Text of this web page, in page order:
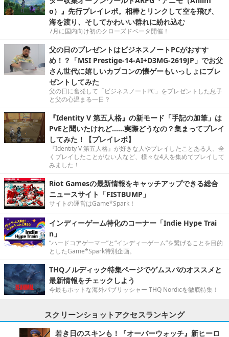
o）』先行プレイレポ。相棒とリンクして空を飛び、
海を渡り、そしてかわいい群れに紛れ込む
7月に国内向け初のクローズドベータ開催！
父の日のプレゼントはビジネスノートPCがおすす
め！？「MSI Prestige-14-AI+D3MG-2619JP」でお父
さん世代に嬉しいカプコンの懐ゲーもいっしょにプレ
ゼントしてみた
父の日に奮発して「ビジネスノートPC」をプレゼントした息子
と父の心温まる一日？
『Identity V 第五人格』の新モード「手記の加筆」は
PvEと聞いたけれど……実際どうなの？集まってプレイ
してみた！【プレイレポ】
『Identity V 第五人格』が好きな人やプレイしたことある人、全
くプレイしたことがない人など、様々な4人を集めてプレイして
みました！
Riot Gamesの最新情報をキャッチアップできる総合
ニュースサイト「FISTBUMP」
サイトの運営はGame*Spark！
インディーゲーム特化のコーナー「Indie Hype Trai
n」
“ハードコアゲーマー”と“インディーゲーム”を繋げることを目的
としたGame*Spark特別企画。
THQノルディック特集ページでゲムスパのオススメと
最新情報をチェックしよう
今最もホットな海外パブリッシャー THQ Nordicを徹底特集！
スクリーンショットアクセスランキング
若き日のスキンも！『オーバーウォッチ』新ヒーロ